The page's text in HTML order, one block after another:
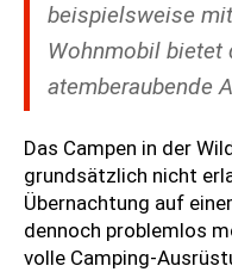
beispielsweise
Wohnmobil bietet
atemberaubende
Das Campen in der
grundsätzlich nicht
Übernachtung auf
dennoch problemlos
volle Camping-